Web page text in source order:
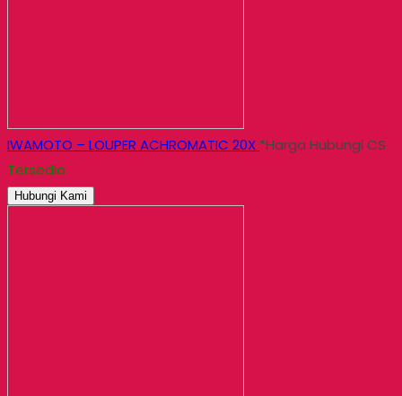
IWAMOTO – LOUPER ACHROMATIC 20X *Harga Hubungi CS
Tersedia
Hubungi Kami